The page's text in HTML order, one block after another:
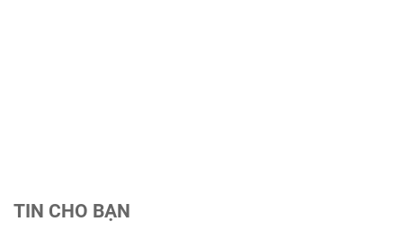
TIN CHO BẠN